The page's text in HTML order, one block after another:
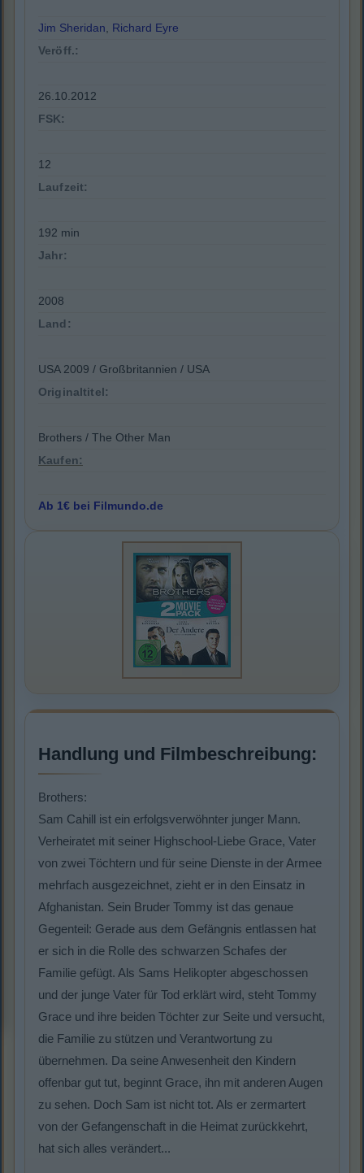
Jim Sheridan, Richard Eyre
Veröff.:
26.10.2012
FSK:
12
Laufzeit:
192 min
Jahr:
2008
Land:
USA 2009 / Großbritannien / USA
Originaltitel:
Brothers / The Other Man
Kaufen:
Ab 1€ bei Filmundo.de
Handlung und Filmbeschreibung:
Brothers:
Sam Cahill ist ein erfolgsverwöhnter junger Mann.
Verheiratet mit seiner Highschool-Liebe Grace, Vater
von zwei Töchtern und für seine Dienste in der Armee
mehrfach ausgezeichnet, zieht er in den Einsatz in
Afghanistan. Sein Bruder Tommy ist das genaue
Gegenteil: Gerade aus dem Gefängnis entlassen hat
er sich in die Rolle des schwarzen Schafes der
Familie gefügt. Als Sams Helikopter abgeschossen
und der junge Vater für Tod erklärt wird, steht Tommy
Grace und ihre beiden Töchter zur Seite und versucht,
die Familie zu stützen und Verantwortung zu
übernehmen. Da seine Anwesenheit den Kindern
offenbar gut tut, beginnt Grace, ihn mit anderen Augen
zu sehen. Doch Sam ist nicht tot. Als er zermartert
von der Gefangenschaft in die Heimat zurückkehrt,
hat sich alles verändert...